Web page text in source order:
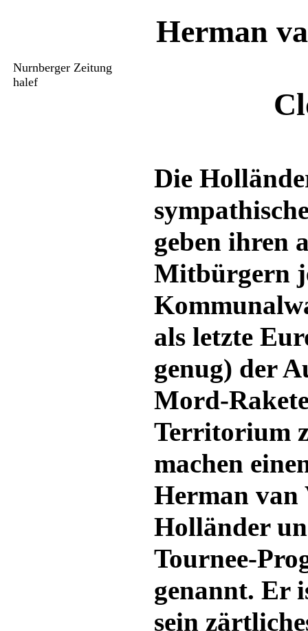
Nurnberger Zeitung
halef
Herman
Die
geben ihren
Mitbürgern
als letzte
genug) der
Mord-
Territorium
machen
Herman van
Holländer
Tournee-
genannt. Er
sein